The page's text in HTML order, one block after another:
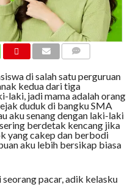
di salah satu perguruan
kedua dari tiga
laki, jadi mama adalah orang
duduk di bangku SMA
aku senang dengan laki-laki
berdetak kencang jika
yang cakep dan berbodi
aku lebih bersikap biasa
seorang pacar, adik kelasku